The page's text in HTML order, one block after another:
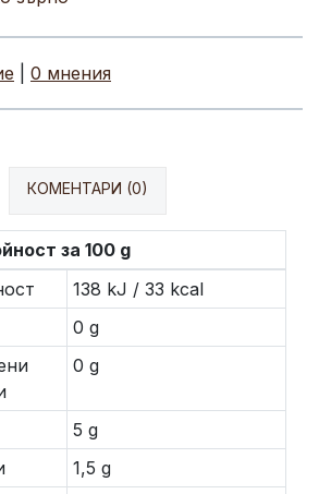
0 мнения
КОМЕНТАРИ (0)
за 100 g
138 kJ / 33 kcal
0 g
0 g
5 g
1,5 g